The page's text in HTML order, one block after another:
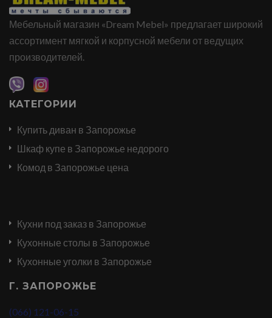
Мебельный магазин «Dream Mebel» предлагает широкий
ассортимент мягкой и корпусной мебели от ведущих
производителей.
КАТЕГОРИИ
Купить диван в Запорожье
Шкаф купе в Запорожье недорого
Комод в Запорожье цена
Кухни под заказ в Запорожье
Кухонные столы в Запорожье
Кухонные уголки в Запорожье
Г. ЗАПОРОЖЬЕ
(066) 121-06-15